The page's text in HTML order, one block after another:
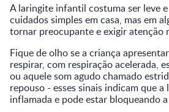
A laringite infantil costuma ser leve
cuidados simples em casa, mas em
tornar preocupante e exigir atenção
Fique de olho se a criança
respirar, com respiração acelerada,
ou aquele som agudo chamado
repouso - esses sinais indicam que
inflamada e pode estar bloqueando